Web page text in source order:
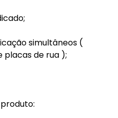
simultâneos (
de rua );